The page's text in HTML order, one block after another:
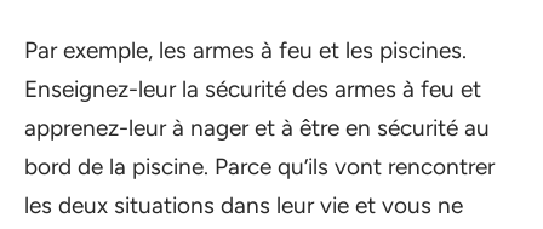
Par exemple, les armes à feu et les piscines.
Enseignez-leur la sécurité des armes à feu et
apprenez-leur à nager et à être en sécurité au
bord de la piscine. Parce qu’ils vont rencontrer
les deux situations dans leur vie et vous ne